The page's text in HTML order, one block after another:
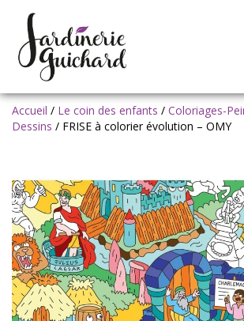
Accueil / Le coin des enfants / Coloriages-
Dessins / FRISE à colorier évolution – OMY